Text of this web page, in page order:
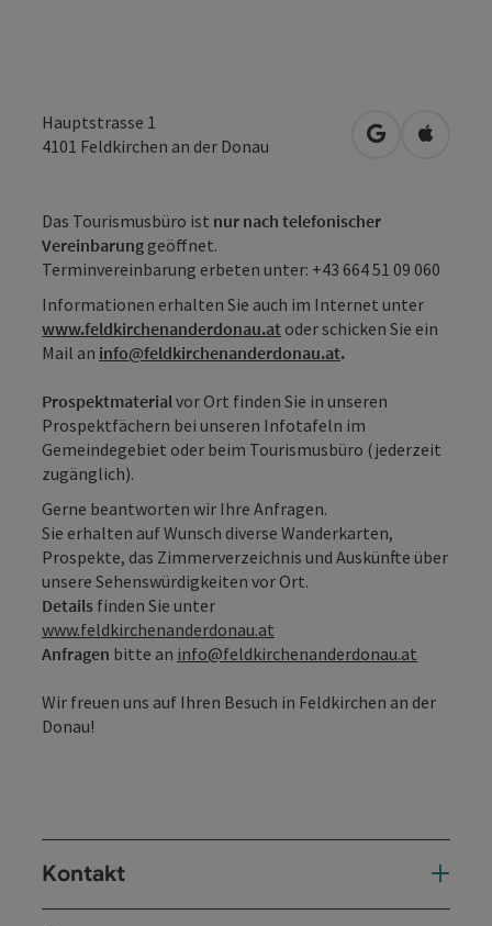
Hauptstrasse 1
4101 Feldkirchen an der Donau in Google
in
Das Tourismusbüro ist nur nach telefonischer
Vereinbarung geöffnet.
Terminvereinbarung erbeten unter: +43 664 51 09 060
Informationen erhalten Sie auch im Internet unter
www.feldkirchenanderdonau.at oder schicken Sie ein
Mail an info@feldkirchenanderdonau.at.
Prospektmaterial vor Ort finden Sie in unseren
Prospektfächern bei unseren Infotafeln im
Gemeindegebiet oder beim Tourismusbüro (jederzeit
zugänglich).
Gerne beantworten wir Ihre Anfragen.
Sie erhalten auf Wunsch diverse Wanderkarten,
Prospekte, das Zimmerverzeichnis und Auskünfte über
unsere Sehenswürdigkeiten vor Ort.
Details finden Sie unter
www.feldkirchenanderdonau.at
Anfragen bitte an info@feldkirchenanderdonau.at
Wir freuen uns auf Ihren Besuch in Feldkirchen an der
Donau!
Kontakt